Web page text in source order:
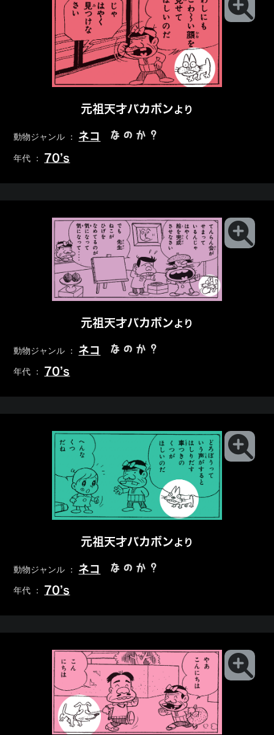
元祖天才バカボンより
動物ジャンル ： ネコ なのか？
年代 ： 70’s
元祖天才バカボンより
動物ジャンル ： ネコ なのか？
年代 ： 70’s
元祖天才バカボンより
動物ジャンル ： ネコ なのか？
年代 ： 70’s